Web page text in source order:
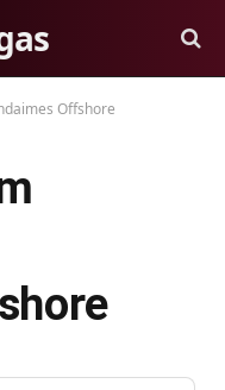
Offshore